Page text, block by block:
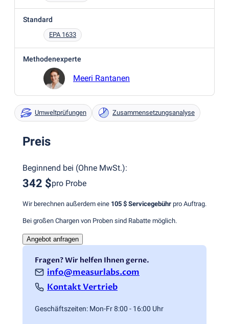
Standard
EPA 1633
Methodenexperte
Meeri Rantanen
Umweltprüfungen Zusammensetzungsanalyse
Preis
Beginnend bei (Ohne MwSt.):
342 $pro Probe
Wir berechnen außerdem eine 105 $ Servicegebühr pro Auftrag.
Bei großen Chargen von Proben sind Rabatte möglich.
Angebot anfragen
Fragen? Wir helfen Ihnen gerne.
info@measurlabs.com
Kontakt Vertrieb
Geschäftszeiten: Mon-Fr 8:00 - 16:00 Uhr